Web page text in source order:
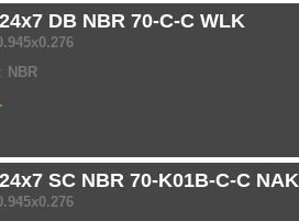
DB NBR 70-C-C WLK
NBR
SC NBR 70-K01B-C-C NAK